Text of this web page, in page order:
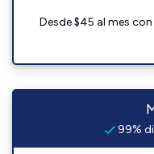
Desde $45 al mes
99%